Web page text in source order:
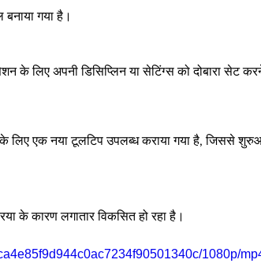
गया है।
के लिए अपनी डिसिप्लिन या सेटिंग्स को दोबारा सेट
के लिए एक नया टूलटिप उपलब्ध कराया गया है, जिससे
के कारण लगातार विकसित हो रहा है।
1080p/